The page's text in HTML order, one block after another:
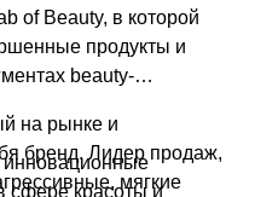
of Beauty, в которой
продукты и
beauty-
инновационные
сфере красоты и
на рынке и
бренд. Лидер продаж,
мягкие